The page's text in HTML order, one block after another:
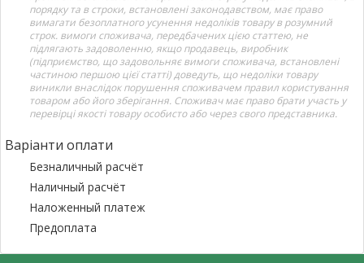
порядку та в строки, встановлені законодавством, має право
вимагати безоплатного усунення недоліків товару в розумний
строк. вимоги споживача, передбачених цією статтею, не
підлягають задоволенню, якщо продавець, виробник
(підприємство, що задовольняє вимоги споживача, встановлені
частиною першою цієї статті) доведуть, що недоліки товару
виникли внаслідок порушення споживачем правил користування
товаром або його зберігання. Споживач має право брати участь у
перевірці якості товару особисто або через свого представника.
Варіанти оплати
Безналичный расчёт
Наличный расчёт
Наложенный платеж
Предоплата